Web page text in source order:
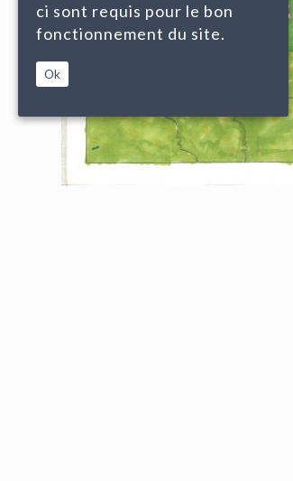
ci sont requis pour le bon
fonctionnement du site.
Ok